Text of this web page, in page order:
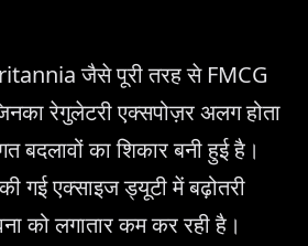
जैसे पूरी तरह से FMCG
रेगुलेटरी एक्सपोज़र अलग होता
बदलावों का शिकार बनी हुई है।
गई एक्साइज ड्यूटी में बढ़ोतरी
को लगातार कम कर रही है।